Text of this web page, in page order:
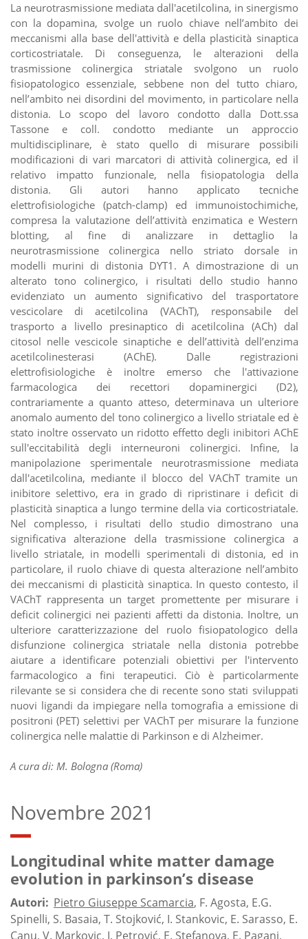
La neurotrasmissione mediata dall'acetilcolina, in sinergismo
con la dopamina, svolge un ruolo chiave nell’ambito dei
meccanismi alla base dell'attività e della plasticità sinaptica
corticostriatale. Di conseguenza, le alterazioni della
trasmissione colinergica striatale svolgono un ruolo
fisiopatologico essenziale, sebbene non del tutto chiaro,
nell’ambito nei disordini del movimento, in particolare nella
distonia. Lo scopo del lavoro condotto dalla Dott.ssa
Tassone e coll. condotto mediante un approccio
multidisciplinare, è stato quello di misurare possibili
modificazioni di vari marcatori di attività colinergica, ed il
relativo impatto funzionale, nella fisiopatologia della
distonia. Gli autori hanno applicato tecniche
elettrofisiologiche (patch-clamp) ed immunoistochimiche,
compresa la valutazione dell’attività enzimatica e Western
blotting, al fine di analizzare in dettaglio la
neurotrasmissione colinergica nello striato dorsale in
modelli murini di distonia DYT1. A dimostrazione di un
alterato tono colinergico, i risultati dello studio hanno
evidenziato un aumento significativo del trasportatore
vescicolare di acetilcolina (VAChT), responsabile del
trasporto a livello presinaptico di acetilcolina (ACh) dal
citosol nelle vescicole sinaptiche e dell’attività dell’enzima
acetilcolinesterasi (AChE). Dalle registrazioni
elettrofisiologiche è inoltre emerso che l'attivazione
farmacologica dei recettori dopaminergici (D2),
contrariamente a quanto atteso, determinava un ulteriore
anomalo aumento del tono colinergico a livello striatale ed è
stato inoltre osservato un ridotto effetto degli inibitori AChE
sull'eccitabilità degli interneuroni colinergici. Infine, la
manipolazione sperimentale neurotrasmissione mediata
dall'acetilcolina, mediante il blocco del VAChT tramite un
inibitore selettivo, era in grado di ripristinare i deficit di
plasticità sinaptica a lungo termine della via corticostriatale.
Nel complesso, i risultati dello studio dimostrano una
significativa alterazione della trasmissione colinergica a
livello striatale, in modelli sperimentali di distonia, ed in
particolare, il ruolo chiave di questa alterazione nell’ambito
dei meccanismi di plasticità sinaptica. In questo contesto, il
VAChT rappresenta un target promettente per misurare i
deficit colinergici nei pazienti affetti da distonia. Inoltre, un
ulteriore caratterizzazione del ruolo fisiopatologico della
disfunzione colinergica striatale nella distonia potrebbe
aiutare a identificare potenziali obiettivi per l'intervento
farmacologico a fini terapeutici. Ciò è particolarmente
rilevante se si considera che di recente sono stati sviluppati
nuovi ligandi da impiegare nella tomografia a emissione di
positroni (PET) selettivi per VAChT per misurare la funzione
colinergica nelle malattie di Parkinson e di Alzheimer.
A cura di: M. Bologna (Roma)
Novembre 2021
Longitudinal white matter damage
evolution in parkinson’s disease
Autori: Pietro Giuseppe Scamarcia, F. Agosta, E.G.
Spinelli, S. Basaia, T. Stojković, I. Stankovic, E. Sarasso, E.
Canu, V. Markovic, I. Petrović, E. Stefanova, E. Pagani,